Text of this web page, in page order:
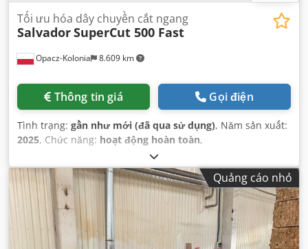
Opacz-Kolonia 8.609 km
Tối ưu hóa dây chuyền cắt ngang
SalvadorSuperCut 500 Fast
Thông tin giá Gọi điện
Tình trạng: gần như mới (đã qua sử dụng), Năm sản xuất:
2025, Chức năng: hoạt động hoàn toàn,
Quảng cáo nhỏ